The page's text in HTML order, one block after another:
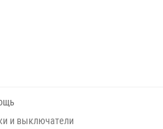
и выключатели